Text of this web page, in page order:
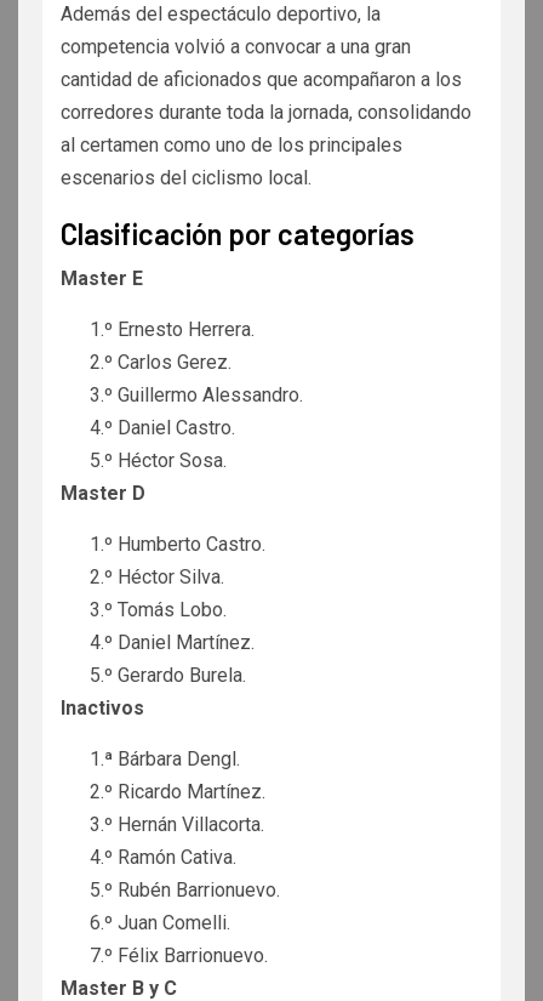
Además del espectáculo deportivo, la
competencia volvió a convocar a una gran
cantidad de aficionados que acompañaron a los
corredores durante toda la jornada, consolidando
al certamen como uno de los principales
escenarios del ciclismo local.
Clasificación por categorías
Master E
1.º Ernesto Herrera.
2.º Carlos Gerez.
3.º Guillermo Alessandro.
4.º Daniel Castro.
5.º Héctor Sosa.
Master D
1.º Humberto Castro.
2.º Héctor Silva.
3.º Tomás Lobo.
4.º Daniel Martínez.
5.º Gerardo Burela.
Inactivos
1.ª Bárbara Dengl.
2.º Ricardo Martínez.
3.º Hernán Villacorta.
4.º Ramón Cativa.
5.º Rubén Barrionuevo.
6.º Juan Comelli.
7.º Félix Barrionuevo.
Master B y C